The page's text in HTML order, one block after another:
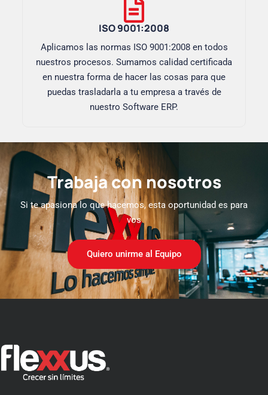
ISO 9001:2008
Aplicamos las normas ISO 9001:2008 en todos
nuestros procesos. Sumamos calidad certificada
en nuestra forma de hacer las cosas para que
puedas trasladarla a tu empresa a través de
nuestro Software ERP.
Trabaja con nosotros
Si te apasiona lo que hacemos, esta oportunidad es para
vos
Quiero unirme al Equipo